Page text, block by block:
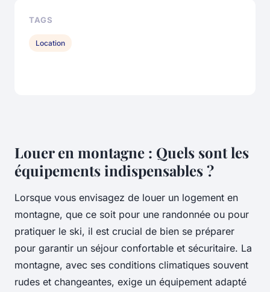
Louer en montagne : Quels sont les
équipements indispensables ?
Lorsque vous envisagez de louer un logement en
montagne, que ce soit pour une randonnée ou pour
pratiquer le ski, il est crucial de bien se préparer
pour garantir un séjour confortable et sécuritaire. La
montagne, avec ses conditions climatiques souvent
rudes et changeantes, exige un équipement adapté
TAGS
Location